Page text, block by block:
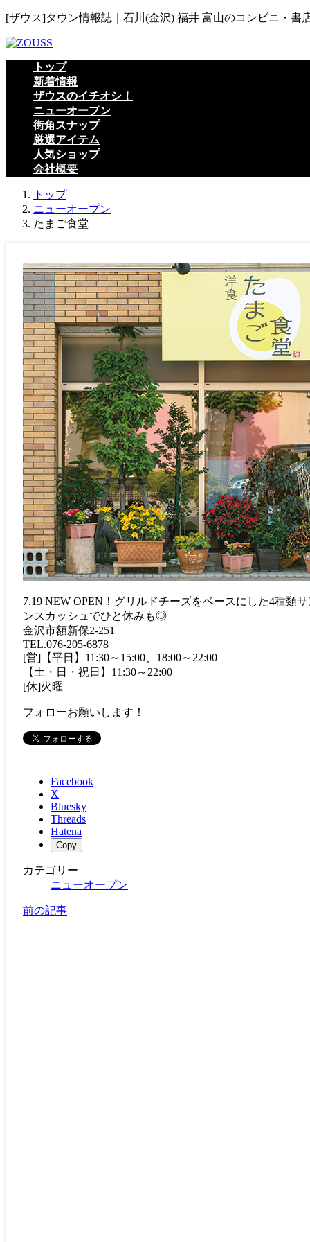
コ
テ
ン
ナ
ゲ
ー
[ザウス]タウン情報誌｜石川(金沢) 福井 富山のコンビニ・書
トップ
新着情報
ザウスのイチオシ！
ニューオープン
街角スナップ
厳選アイテム
人気ショップ
会社概要
トップ
ニューオープン
たまご食堂
7.19 NEW OPEN！グリルドチーズをベースにした4種類
ンスカッシュでひと休みも◎
金沢市額新保2-251
TEL.076-205-6878
[営]【平日】11:30～15:00、18:00～22:00
【土・日・祝日】11:30～22:00
[休]火曜
フォローお願いします！
Facebook
X
Bluesky
Threads
Hatena
Copy
カテゴリー
ニューオープン
前の記事